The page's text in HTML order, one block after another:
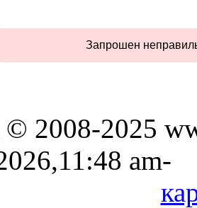
Запрошен
2008-2025
am-